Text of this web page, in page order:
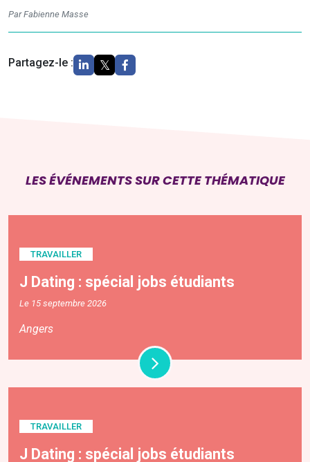
Par Fabienne Masse
Partagez-le :
LES ÉVÉNEMENTS SUR CETTE THÉMATIQUE
TRAVAILLER
J Dating : spécial jobs étudiants
Le 15 septembre 2026
Angers
TRAVAILLER
J Dating : spécial jobs étudiants